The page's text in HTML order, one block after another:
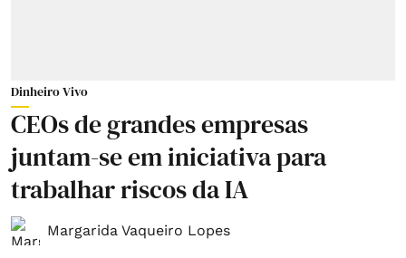
Dinheiro Vivo
CEOs de grandes empresas
juntam-se em iniciativa para
trabalhar riscos da IA
Margarida Vaqueiro Lopes